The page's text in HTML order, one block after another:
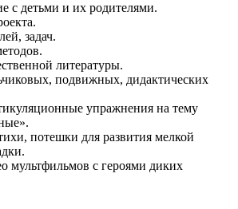
с детьми и их родителями.
задач.
литературы.
подвижных, дидактических
упражнения на тему
потешки для развития мелкой
мультфильмов с героями диких